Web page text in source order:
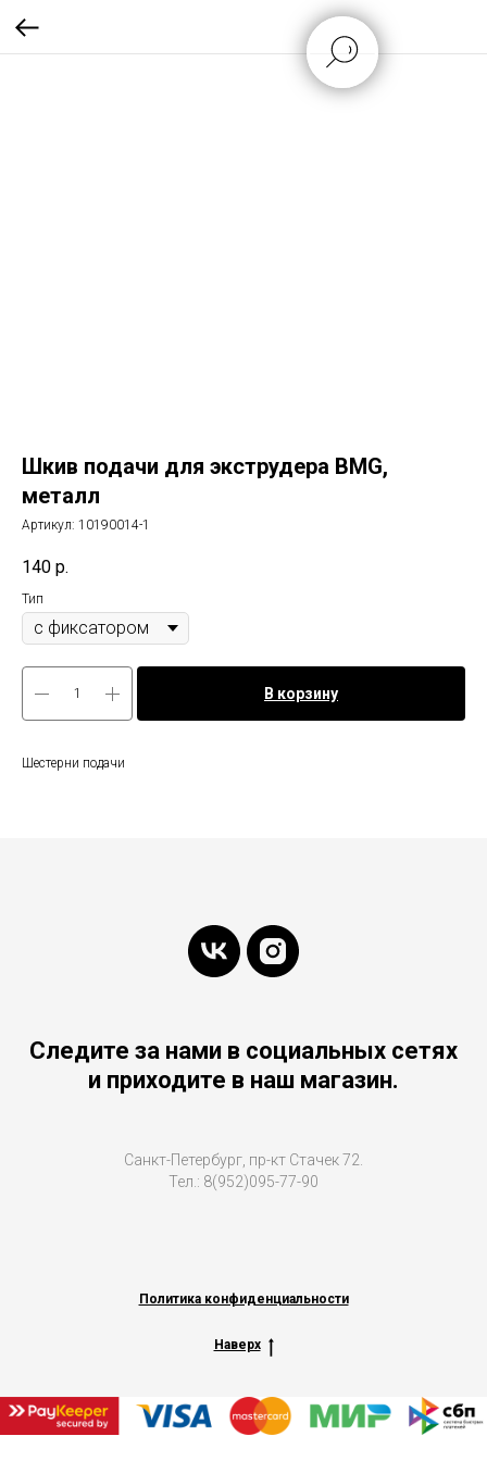
Шкив подачи для экструдера BMG,
металл
Артикул: 10190014-1
140 р.
Тип
В корзину
Шестерни подачи
Следите за нами в социальных сетях
и приходите в наш магазин.
Санкт-Петербург, пр-кт Стачек 72.
Тел.: 8(952)095-77-90
Политика конфиденциальности
Наверх